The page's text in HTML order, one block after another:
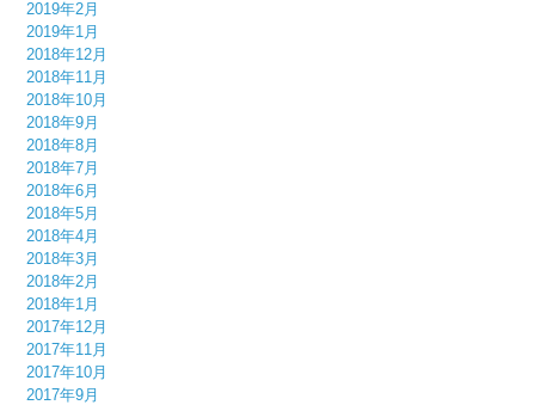
2019年2月
2019年1月
2018年12月
2018年11月
2018年10月
2018年9月
2018年8月
2018年7月
2018年6月
2018年5月
2018年4月
2018年3月
2018年2月
2018年1月
2017年12月
2017年11月
2017年10月
2017年9月